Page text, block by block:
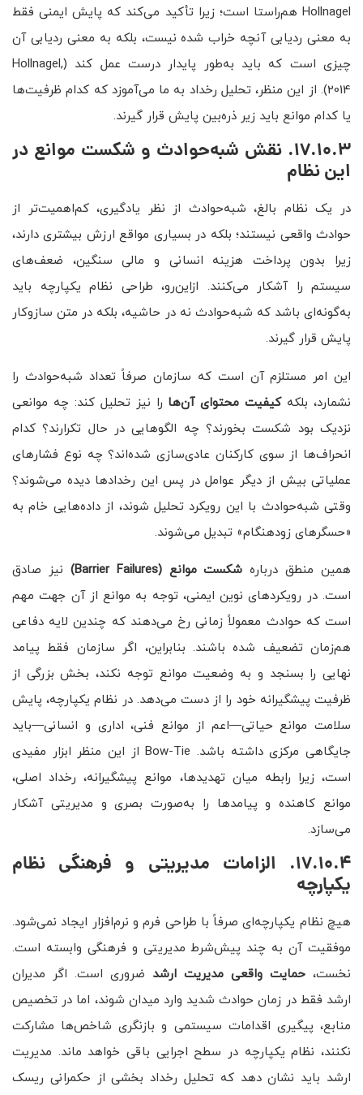
Hollnagel هم‌راستا است؛ زیرا تأکید می‌کند که پایش ایمنی فقط
به معنی ردیابی آنچه خراب شده نیست، بلکه به معنی ردیابی آن
چیزی است که باید به‌طور پایدار درست عمل کند (Hollnagel,
2014). از این منظر، تحلیل رخداد به ما می‌آموزد که کدام ظرفیت‌ها
یا کدام موانع باید زیر ذره‌بین پایش قرار گیرند.
17.10.3. نقش شبه‌حوادث و شکست موانع در
این نظام
در یک نظام بالغ، شبه‌حوادث از نظر یادگیری، کم‌اهمیت‌تر از
حوادث واقعی نیستند؛ بلکه در بسیاری مواقع ارزش بیشتری دارند،
زیرا بدون پرداخت هزینه انسانی و مالی سنگین، ضعف‌های
سیستم را آشکار می‌کنند. ازاین‌رو، طراحی نظام یکپارچه باید
به‌گونه‌ای باشد که شبه‌حوادث نه در حاشیه، بلکه در متن سازوکار
پایش قرار گیرند.
این امر مستلزم آن است که سازمان صرفاً تعداد شبه‌حوادث را
نشمارد، بلکهکیفیت محتوای آن‌ها را نیز تحلیل کند: چه موانعی
نزدیک بود شکست بخورند؟ چه الگوهایی در حال تکرارند؟ کدام
انحراف‌ها از سوی کارکنان عادی‌سازی شده‌اند؟ چه نوع فشارهای
عملیاتی بیش از دیگر عوامل در پس این رخدادها دیده می‌شوند؟
وقتی شبه‌حوادث با این رویکرد تحلیل شوند، از داده‌هایی خام به
«حسگرهای زودهنگام» تبدیل می‌شوند.
همین منطق درباره شکست موانع (Barrier Failures
) نیز صادق
است. در رویکردهای نوین ایمنی، توجه به موانع از آن جهت مهم
است که حوادث معمولاً زمانی رخ می‌دهند که چندین لایه دفاعی
هم‌زمان تضعیف شده باشند. بنابراین، اگر سازمان فقط پیامد
نهایی را بسنجد و به وضعیت موانع توجه نکند، بخش بزرگی از
ظرفیت پیشگیرانه خود را از دست می‌دهد. در نظام یکپارچه، پایش
سلامت موانع حیاتی—اعم از موانع فنی، اداری و انسانی—باید
جایگاهی مرکزی داشته باشد. Bow-Tie از این منظر ابزار مفیدی
است، زیرا رابطه میان تهدیدها، موانع پیشگیرانه، رخداد اصلی،
موانع کاهنده و پیامدها را به‌صورت بصری و مدیریتی آشکار
می‌سازد.
17.10.4. الزامات مدیریتی و فرهنگی نظام
یکپارچه
هیچ نظام یکپارچه‌ای صرفاً با طراحی فرم و نرم‌افزار ایجاد نمی‌شود.
موفقیت آن به چند پیش‌شرط مدیریتی و فرهنگی وابسته است.
نخست، حمایت واقعی مدیریت ارشد ضروری است. اگر مدیران
ارشد فقط در زمان حوادث شدید وارد میدان شوند، اما در تخصیص
منابع، پیگیری اقدامات سیستمی و بازنگری شاخص‌ها مشارکت
نکنند، نظام یکپارچه در سطح اجرایی باقی خواهد ماند. مدیریت
ارشد باید نشان دهد که تحلیل رخداد بخشی از حکمرانی ریسک